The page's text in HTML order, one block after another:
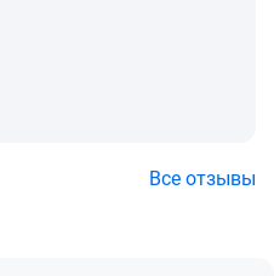
Все отзывы